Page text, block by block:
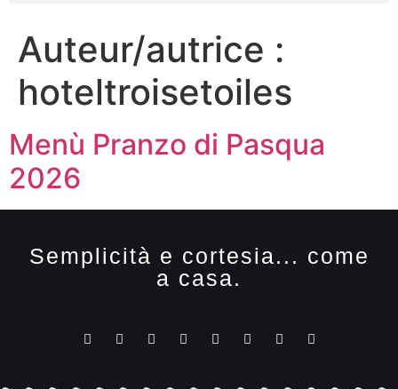
Auteur/autrice :
hoteltroisetoiles
Menù Pranzo di Pasqua
2026
Semplicità e cortesia... come
a casa.